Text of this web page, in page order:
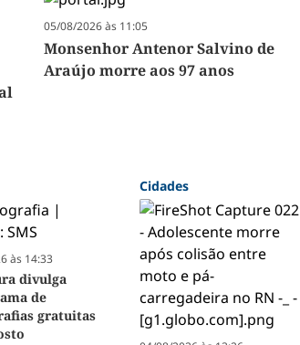
05/08/2026 às 11:05
Monsenhor Antenor Salvino de
Araújo morre aos 97 anos
às 14:33
divulga
de
gratuitas
Cidades